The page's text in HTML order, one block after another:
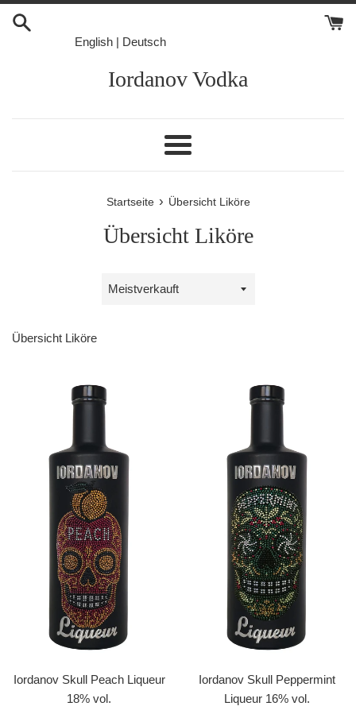
Direkt
zum
English | Deutsch
Iordanov Vodka
Menü
Startseite › Übersicht Liköre
Übersicht Liköre
Sortieren
Übersicht Liköre
Iordanov Skull Peach Liqueur
18% vol.
Iordanov Skull Peppermint
Liqueur 16% vol.